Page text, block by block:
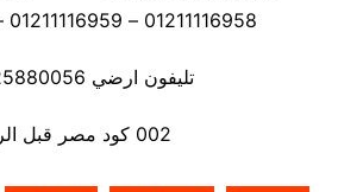
تليفون ارضي 0225880056
002 كود مصر قبل الرقم